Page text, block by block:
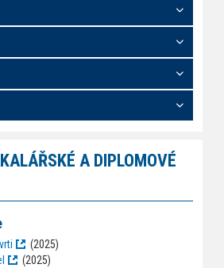
A DIPLOMOVÉ
(2025)
(2025)